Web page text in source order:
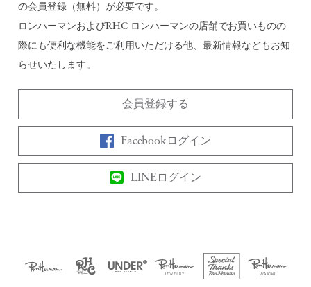
の会員登録（無料）が必要です。
ロンハーマンおよびRHC ロンハーマンの店舗でお買いものの
際にも便利な機能をご利用いただける他、最新情報などもお知
らせいたします。
会員登録する
Facebookログイン
LINEログイン